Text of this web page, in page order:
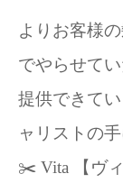
よりお客様
でやらせて
提供できて
ャリストの
✂️ Vita 【ヴ